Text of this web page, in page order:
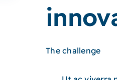
The challenge